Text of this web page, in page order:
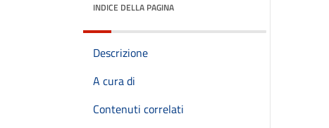
INDICE DELLA PAGINA
Descrizione
A cura di
Contenuti correlati